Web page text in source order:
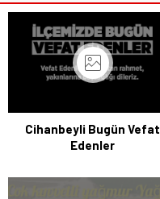
Cihanbeyli Bugün Vefat
Edenler